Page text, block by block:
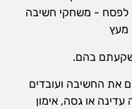
בהם.
את החשיבה ועובדים
עדינה או גסה, אימון